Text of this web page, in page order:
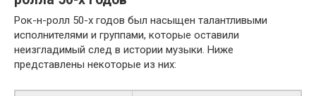
Рок-н-ролл 50-х годов был насыщен талантливыми
исполнителями и группами, которые оставили
неизгладимый след в истории музыки. Ниже
представлены некоторые из них: